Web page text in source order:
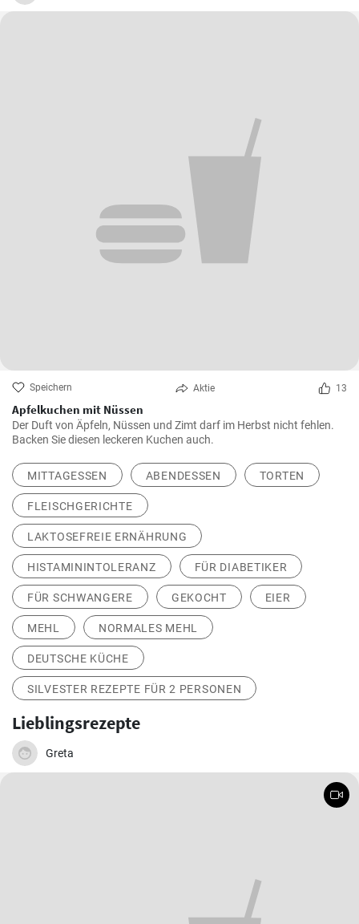
Speichern Aktie 13
Apfelkuchen mit Nüssen
Der Duft von Äpfeln, Nüssen und Zimt darf im Herbst nicht fehlen.
Backen Sie diesen leckeren Kuchen auch.
MITTAGESSEN ABENDESSEN TORTEN
FLEISCHGERICHTE
LAKTOSEFREIE ERNÄHRUNG
HISTAMININTOLERANZ FÜR DIABETIKER
FÜR SCHWANGERE GEKOCHT EIER
MEHL NORMALES MEHL
DEUTSCHE KÜCHE
SILVESTER REZEPTE FÜR 2 PERSONEN
Lieblingsrezepte
Greta